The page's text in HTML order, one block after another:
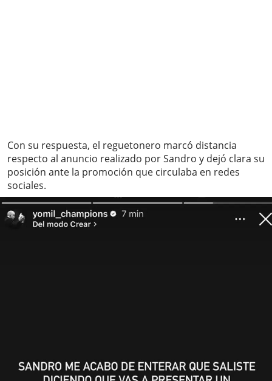
Con su respuesta, el reguetonero marcó distancia
respecto al anuncio realizado por Sandro y dejó clara su
posición ante la promoción que circulaba en redes
sociales.